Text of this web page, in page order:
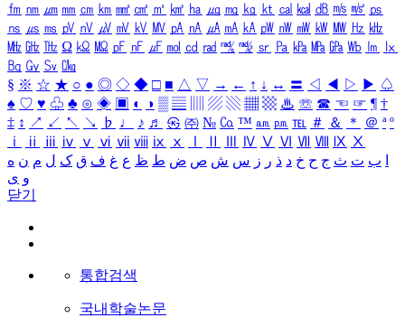
㎙ ㎚ ㎛ ㎜ ㎝ ㎞ ㎟ ㎠ ㎡ ㎢ ㏊ ㎍ ㎎ ㎏ ㏏ ㎈ ㎉ ㏈ ㎧ ㎨ ㎰
㎱ ㎲ ㎳ ㎴ ㎵ ㎶ ㎷ ㎸ ㎹ ㎀ ㎁ ㎂ ㎃ ㎄ ㎺ ㎻ ㎽ ㎾ ㎿ ㎐ ㎑
㎒ ㎓ ㎔ Ω ㏀ ㏁ ㎊ ㎋ ㎌ ㏖ ㏅ ㎭ ㎮ ㎯ ㏛ ㎩ ㎪ ㎫ ㎬ ㏝ ㏐
㏓
㏃ ㏉ ㏜ ㏆
§ ※ ☆ ★ ○ ● ◎ ◇ ◆ □ ■ △ ▽ → ← ↑ ↓ ↔ 〓 ◁ ◀ ▷ ▶ ♤
♠ ♡ ♥ ♧ ♣ ⊙ ◈ ▣ ◐ ◑ ▒ ▤ ▨ ▧ ▦ ▩ ♨ ☏ ☎ ☜ ☞ ¶ †
‡ ↕ ↗ ↙ ↖ ↘ ♭ ♩ ♪ ♬ ㉿ ㈜ № ㏇ ™ ㏂ ㏘ ℡ ＃ ＆ ＊ ＠ ª º
ⅰ
ⅱ ⅲ ⅳ ⅴ ⅵ ⅶ ⅷ ⅸ ⅹ Ⅳ Ⅴ Ⅵ Ⅶ Ⅷ Ⅸ Ⅹ
ب ت ث ج ح خ د ذ ر ز س ش ص ض ط ظ ع غ ف ق ک ل م ن ه
و ی
닫기
통합검색
국내학술논문